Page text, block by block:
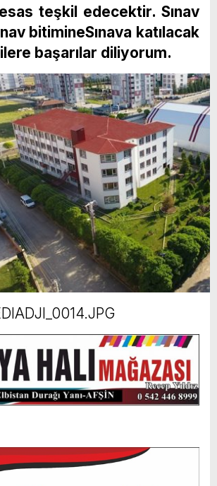
esas teşkil edecektir. Sınav
bitimineSınava katılacak
başarılar diliyorum.